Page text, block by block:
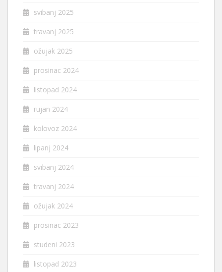
svibanj 2025
travanj 2025
ožujak 2025
prosinac 2024
listopad 2024
rujan 2024
kolovoz 2024
lipanj 2024
svibanj 2024
travanj 2024
ožujak 2024
prosinac 2023
studeni 2023
listopad 2023